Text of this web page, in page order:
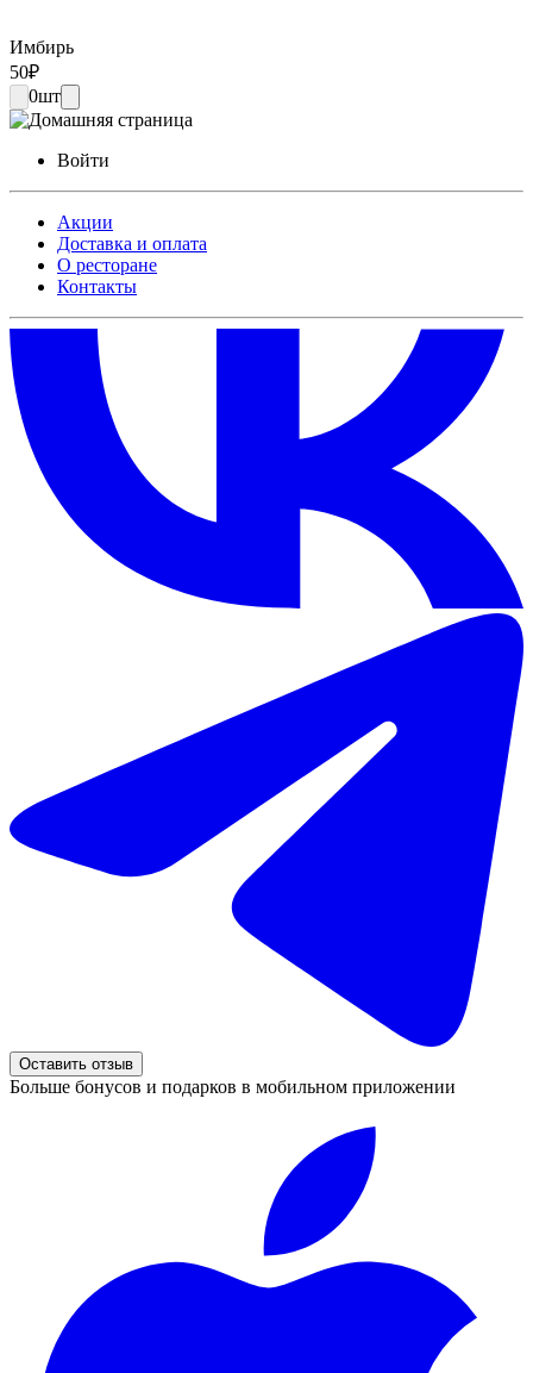
Имбирь
50₽
0шт
Войти
Акции
Доставка и оплата
О ресторане
Контакты
Оставить отзыв
Больше бонусов и подарков в мобильном приложении